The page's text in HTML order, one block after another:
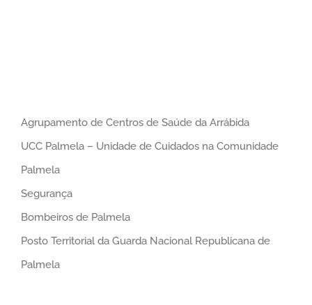
Agrupamento de Centros de Saúde da Arrábida
UCC Palmela – Unidade de Cuidados na Comunidade
Palmela
Segurança
Bombeiros de Palmela
Posto Territorial da Guarda Nacional Republicana de
Palmela